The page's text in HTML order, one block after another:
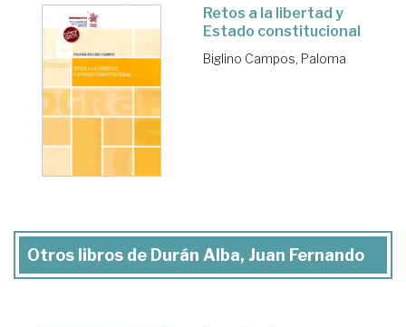
Retos a la libertad y
Estado constitucional
Biglino Campos, Paloma
Otros libros de Durán Alba, Juan Fernando